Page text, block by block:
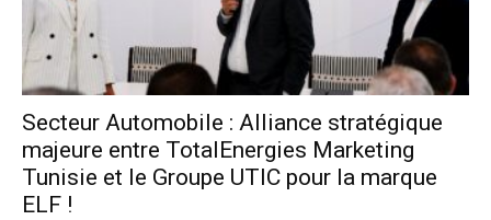
Secteur Automobile : Alliance stratégique
majeure entre TotalEnergies Marketing
Tunisie et le Groupe UTIC pour la marque
ELF !